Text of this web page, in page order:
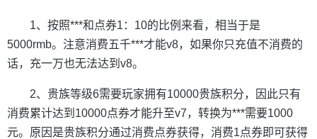
1、按照***和点券1：10的比例来看，相当于是
5000rmb。注意消费五千***才能v8，如果你只充值不消费的
话，充一万也无法达到v8。
2、贵族等级6需要玩家拥有10000贵族积分，因此只有
消费累计达到10000点券才能升至v7，转换为***需要1000
元。原因是贵族积分通过消费点券获得，消费1点券即可获得